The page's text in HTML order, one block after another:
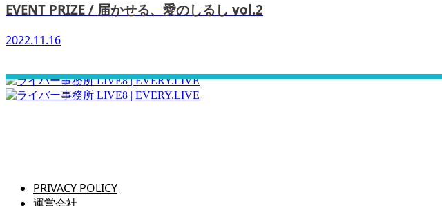
EVENT PRIZE / 届かせる、愛のしるし vol.2
2022.11.16
PRIVACY POLICY